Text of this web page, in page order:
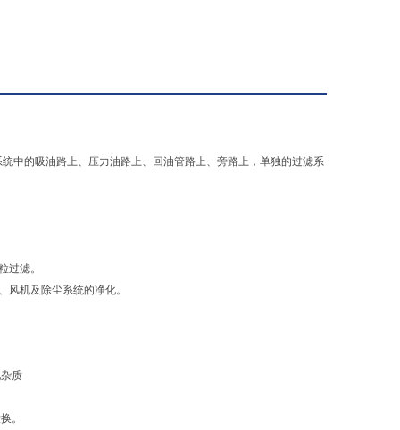
中的吸油路上、压力油路上、回油管路上、旁路上，单独的过滤系
过滤。
机及除尘系统的净化。
质
。